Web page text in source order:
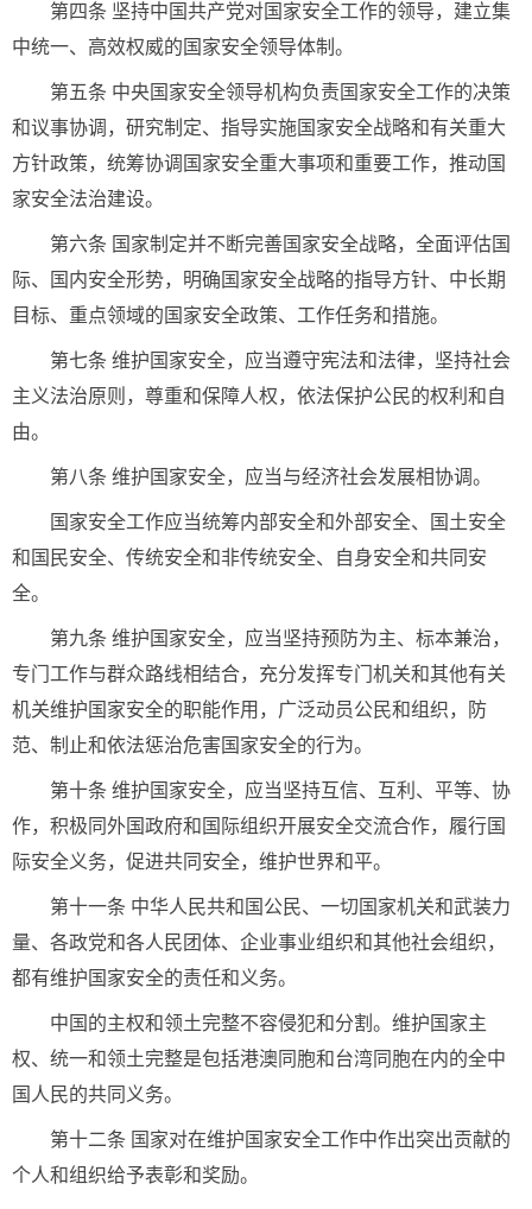
第四条 坚持中国共产党对国家安全工作的领导，建立集
中统一、高效权威的国家安全领导体制。
第五条 中央国家安全领导机构负责国家安全工作的决策
和议事协调，研究制定、指导实施国家安全战略和有关重大
方针政策，统筹协调国家安全重大事项和重要工作，推动国
家安全法治建设。
第六条 国家制定并不断完善国家安全战略，全面评估国
际、国内安全形势，明确国家安全战略的指导方针、中长期
目标、重点领域的国家安全政策、工作任务和措施。
第七条 维护国家安全，应当遵守宪法和法律，坚持社会
主义法治原则，尊重和保障人权，依法保护公民的权利和自
由。
第八条 维护国家安全，应当与经济社会发展相协调。
国家安全工作应当统筹内部安全和外部安全、国土安全
和国民安全、传统安全和非传统安全、自身安全和共同安
全。
第九条 维护国家安全，应当坚持预防为主、标本兼治，
专门工作与群众路线相结合，充分发挥专门机关和其他有关
机关维护国家安全的职能作用，广泛动员公民和组织，防
范、制止和依法惩治危害国家安全的行为。
第十条 维护国家安全，应当坚持互信、互利、平等、协
作，积极同外国政府和国际组织开展安全交流合作，履行国
际安全义务，促进共同安全，维护世界和平。
第十一条 中华人民共和国公民、一切国家机关和武装力
量、各政党和各人民团体、企业事业组织和其他社会组织，
都有维护国家安全的责任和义务。
中国的主权和领土完整不容侵犯和分割。维护国家主
权、统一和领土完整是包括港澳同胞和台湾同胞在内的全中
国人民的共同义务。
第十二条 国家对在维护国家安全工作中作出突出贡献的
个人和组织给予表彰和奖励。